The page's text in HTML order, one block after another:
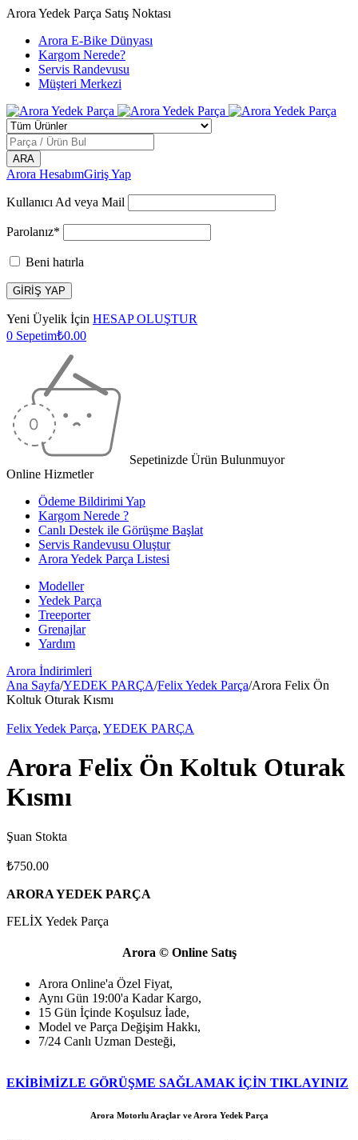
Arora Yedek Parça Satış Noktası
Arora E-Bike Dünyası
Kargom Nerede?
Servis Randevusu
Müşteri Merkezi
Arora HesabımGiriş Yap
Kullanıcı Ad veya Mail
Parolanız*
Beni hatırla
Yeni Üyelik İçin HESAP OLUŞTUR
0 Sepetim₺0.00
Sepetinizde Ürün Bulunmuyor
Online Hizmetler
Ödeme Bildirimi Yap
Kargom Nerede ?
Canlı Destek ile Görüşme Başlat
Servis Randevusu Oluştur
Arora Yedek Parça Listesi
Modeller
Yedek Parça
Treeporter
Grenajlar
Yardım
Arora İndirimleri
Ana Sayfa/YEDEK PARÇA/Felix Yedek Parça/Arora Felix Ön
Koltuk Oturak Kısmı
Felix Yedek Parça, YEDEK PARÇA
Arora Felix Ön Koltuk Oturak
Kısmı
Şuan Stokta
₺750.00
ARORA YEDEK PARÇA
FELİX Yedek Parça
Arora © Online Satış
Arora Online'a Özel Fiyat,
Aynı Gün 19:00'a Kadar Kargo,
15 Gün İçinde Koşulsuz İade,
Model ve Parça Değişim Hakkı,
7/24 Canlı Uzman Desteği,
EKİBİMİZLE GÖRÜŞME SAĞLAMAK İÇİN TIKLAYINIZ
Arora Motorlu Araçlar ve Arora Yedek Parça